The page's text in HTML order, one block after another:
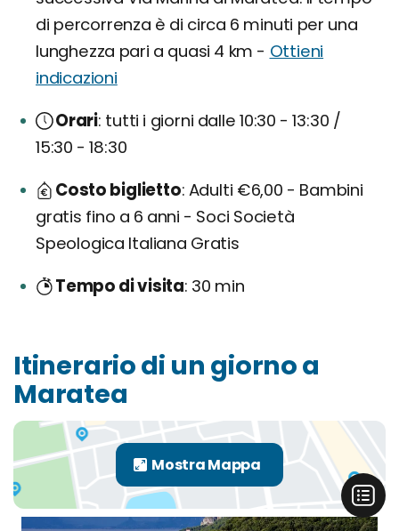
di percorrenza è di circa 6 minuti per una
lunghezza pari a quasi 4 km - Ottieni
indicazioni
Orari tutti i giorni dalle 10:30 - 13:30 /
15:30 - 18:30
Costo biglietto Adulti €6,00 - Bambini
gratis fino a 6 anni - Soci Società
Speologica Italiana Gratis
Tempo di visita 30 min
Itinerario di un giorno a
Maratea